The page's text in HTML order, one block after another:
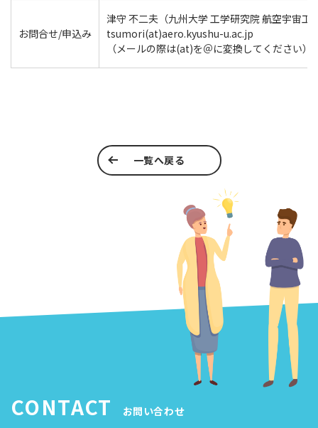
お問合せ/申込み
津守 不二夫（九州大学 工学研究院 航空宇宙工
tsumori(at)aero.kyushu-u.ac.jp
（メールの際は(at)を＠に変換してください）
一覧へ戻る
CONTACT お問い合わせ